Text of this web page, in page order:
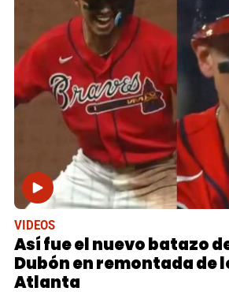
VIDEOS
Así fue el nuevo batazo
Dubón en remontada de
Atlanta